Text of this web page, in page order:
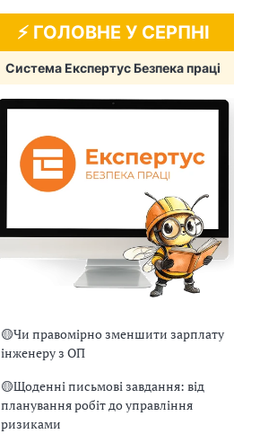
⚡️ ГОЛОВНЕ У СЕРПНІ
Система Експертус Безпека праці
🟡Чи правомірно зменшити зарплату
інженеру з ОП
🟡Щоденні письмові завдання: від
планування робіт до управління
ризиками